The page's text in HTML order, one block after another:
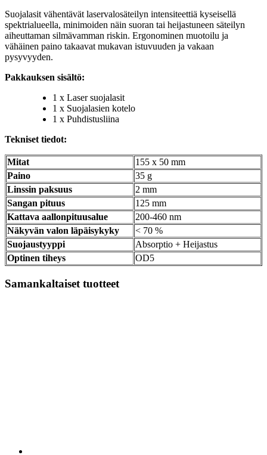
Suojalasit vähentävät laservalosäteilyn intensiteettiä kyseisellä
spektrialueella, minimoiden näin suoran tai heijastuneen säteilyn
aiheuttaman silmävamman riskin. Ergonominen muotoilu ja
vähäinen paino takaavat mukavan istuvuuden ja vakaan
pysyvyyden.
Pakkauksen sisältö:
1 x Laser suojalasit
1 x Suojalasien kotelo
1 x Puhdistusliina
Tekniset tiedot:
Mitat
155 x 50 mm
Paino
35 g
Linssin paksuus
2 mm
Sangan pituus
125 mm
Kattava aallonpituusalue
200-460 nm
Näkyvän valon läpäisykyky
< 70 %
Suojaustyyppi
Absorptio + Heijastus
Optinen tiheys
OD5
Samankaltaiset tuotteet